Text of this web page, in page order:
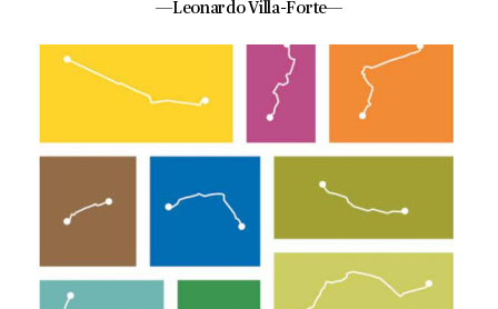
—Leonardo Villa-Forte—